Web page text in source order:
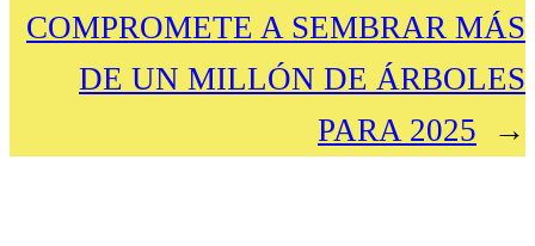
COMPROMETE A SEMBRAR MÁS
DE UN MILLÓN DE ÁRBOLES
PARA 2025
→